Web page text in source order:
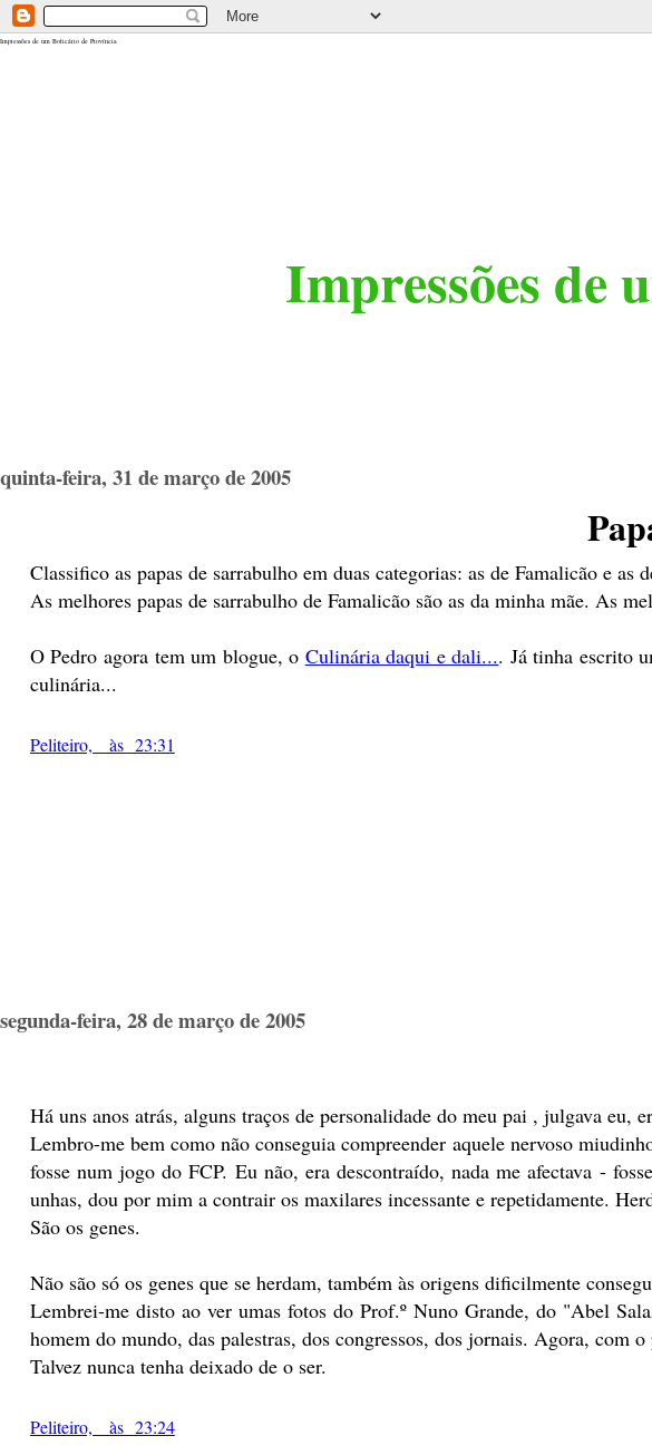
<$BlogRSDUrl$>
Impressões de um Boticário de Província
Impressões de
quinta-feira, 31 de março de 2005
Classifico as papas de sarrabulho em duas categorias: as de Famalicão e
As melhores papas de sarrabulho de Famalicão são as da minha mãe. As
O Pedro agora tem um blogue, o Culinária daqui e dali.... Já tinha escrito
culinária...
Peliteiro, às 23:31
segunda-feira, 28 de março de 2005
Há uns anos atrás, alguns traços de personalidade do meu pai , julgava eu,
Lembro-me bem como não conseguia compreender aquele nervoso
fosse num jogo do FCP. Eu não, era descontraído, nada me afectava -
unhas, dou por mim a contrair os maxilares incessante e repetidamente.
São os genes.
Não são só os genes que se herdam, também às origens dificilmente
Lembrei-me disto ao ver umas fotos do Prof.º Nuno Grande, do "Abel
homem do mundo, das palestras, dos congressos, dos jornais. Agora, com
Talvez nunca tenha deixado de o ser.
Peliteiro, às 23:24